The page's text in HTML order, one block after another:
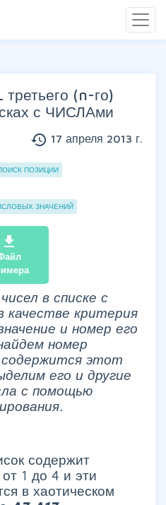
третьего (n-го)
с ЧИСЛАми
history 17 апреля 2013 г.
ПОЗИЦИИ
ЗНАЧЕНИЙ
file_download
в списке с
качестве критерия
и номер его
номер
этот
его и другие
с помощью
содержит
1 до 4 и эти
в хаотическом